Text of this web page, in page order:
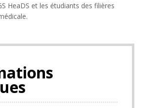
HeaDS et les étudiants des filières